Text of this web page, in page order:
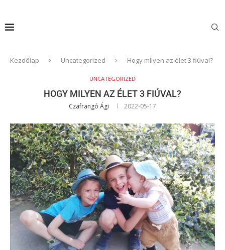
Kezdőlap Uncategorized Hogy milyen az élet 3 fiúval?
UNCATEGORIZED
HOGY MILYEN AZ ÉLET 3 FIÚVAL?
Czafrangó Ági 2022-05-17